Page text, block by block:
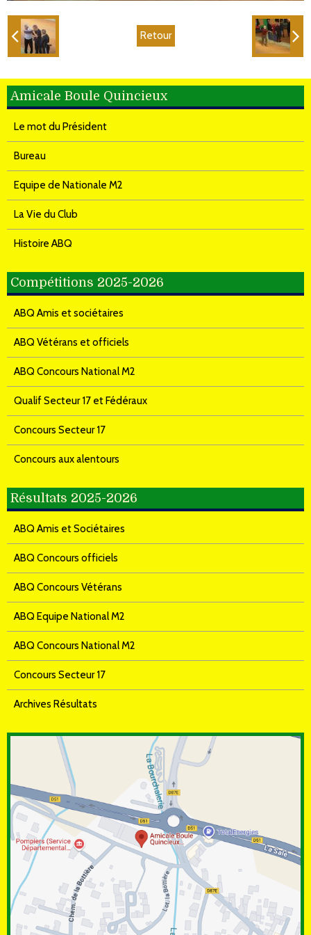
Retour
Amicale Boule Quincieux
Le mot du Président
Bureau
Equipe de Nationale M2
La Vie du Club
Histoire ABQ
Compétitions 2025-2026
ABQ Amis et sociétaires
ABQ Vétérans et officiels
ABQ Concours National M2
Qualif Secteur 17 et Fédéraux
Concours Secteur 17
Concours aux alentours
Résultats 2025-2026
ABQ Amis et Sociétaires
ABQ Concours officiels
ABQ Concours Vétérans
ABQ Equipe National M2
ABQ Concours National M2
Concours Secteur 17
Archives Résultats